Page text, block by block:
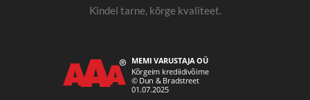
Kindel tarne, kõrge kvaliteet.